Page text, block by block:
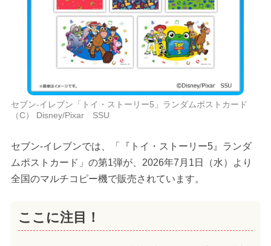
セブン‐イレブン「トイ・ストーリー5」ランダムポストカード
（C） Disney/Pixar SSU
セブン‐イレブンでは、「『トイ・ストーリー5』ランダ
ムポストカード」の第1弾が、2026年7月1日（水）より
全国のマルチコピー機で販売されています。
ここに注目！